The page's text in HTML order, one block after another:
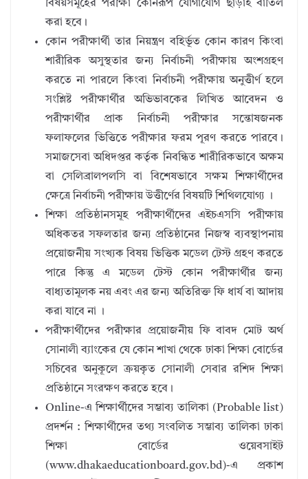
বিষয়সমূহের পরীক্ষা কোনরূপ যোগাযোগ ছাড়াই বাতিল
করা হবে।
কোন পরীক্ষার্থী তার নিয়ন্ত্রণ বহির্ভূত কোন কারণ কিংবা
শারীরিক অসুস্থতার জন্য নির্বাচনী পরীক্ষায় অংশগ্রহণ
করতে না পারলে কিংবা নির্বাচনী পরীক্ষায় অনুত্তীর্ণ হলে
সংশ্লিষ্ট পরীক্ষার্থীর অভিভাবকের লিখিত আবেদন ও
পরীক্ষার্থীর প্রাক নির্বাচনী পরীক্ষার সন্তোষজনক
ফলাফলের ভিত্তিতে পরীক্ষার ফরম পূরণ করতে পারবে।
সমাজসেবা অধিদপ্তর কর্তৃক নিবন্ধিত শারীরিকভাবে অক্ষম
বা সেলিব্রালপলসি বা বিশেষভাবে সক্ষম শিক্ষার্থীদের
ক্ষেত্রে নির্বাচনী পরীক্ষায় উত্তীর্ণের বিষয়টি শিথিলযোগ্য ।
শিক্ষা প্রতিষ্ঠানসমূহ পরীক্ষার্থীদের এইচএসসি পরীক্ষায়
অধিকতর সফলতার জন্য প্রতিষ্ঠানের নিজস্ব ব্যবস্থাপনায়
প্রয়োজনীয় সংখ্যক বিষয় ভিত্তিক মডেল টেস্ট গ্রহণ করতে
পারে কিন্তু এ মডেল টেস্ট কোন পরীক্ষার্থীর জন্য
বাধ্যতামূলক নয় এবং এর জন্য অতিরিক্ত ফি ধার্য বা আদায়
করা যাবে না ।
পরীক্ষার্থীদের পরীক্ষার প্রয়োজনীয় ফি বাবদ মোট অর্থ
সোনালী ব্যাংকের যে কোন শাখা থেকে ঢাকা শিক্ষা বোর্ডের
সচিবের অনুকূলে ক্রয়কৃত সোনালী সেবার রশিদ শিক্ষা
প্রতিষ্ঠানে সংরক্ষণ করতে হবে।
Online-এ শিক্ষার্থীদের সম্ভাব্য তালিকা (Probable list)
প্রদর্শন : শিক্ষার্থীদের তথ্য সংবলিত সম্ভাব্য তালিকা ঢাকা
শিক্ষা বোর্ডের ওয়েবসাইট
(www.dhakaeducationboard.gov.bd)-এ প্রকাশ